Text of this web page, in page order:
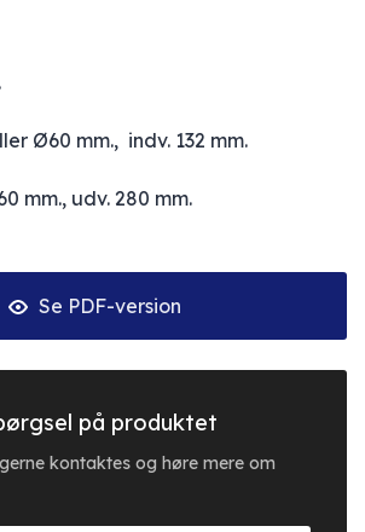
Ø60 mm., indv. 132 mm.
mm., udv. 280 mm.
Se PDF-version
på produktet
kontaktes og høre mere om